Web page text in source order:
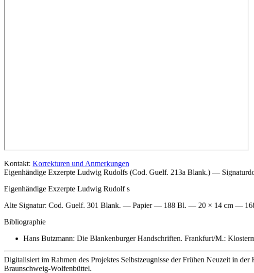
Kontakt: Korrekturen und Anmerkungen
Eigenhändige Exzerpte Ludwig Rudolfs (Cod. Guelf. 213a Blank.) —
Eigenhändige Exzerpte Ludwig Rudolfs
Alte Signatur: Cod. Guelf. 301 Blank. — Papier — 188 Bl. — 20 × 14 cm —
Bibliographie
Hans Butzmann: Die Blankenburger Handschriften. Frankfurt/M.:
Digitalisiert im Rahmen des Projektes Selbstzeugnisse der Frühen Neuzeit in
Braunschweig-Wolfenbüttel.